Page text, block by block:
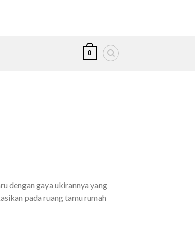
0
dengan gaya ukirannya yang
pada ruang tamu rumah